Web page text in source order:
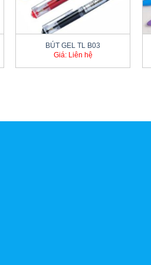
BÚT GEL TL B03
Giá: Liên hệ